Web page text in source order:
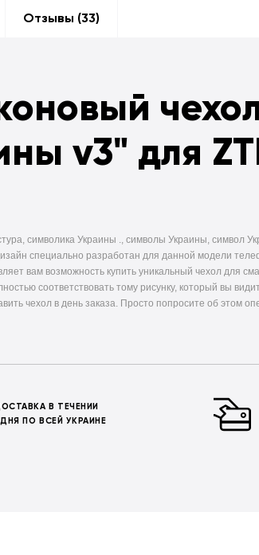
Отзывы (33)
v3" для
символика Украины ., символы Украины, символ
специально разработан для данной модели
вам возможность купить уникальный чехол для
соответствовать тому рисунку, который вы
чехол в день заказа. Просто попросите об этом
В ТЕЧЕНИИ
ДНЯ ПО ВСЕЙ УКРАИНЕ